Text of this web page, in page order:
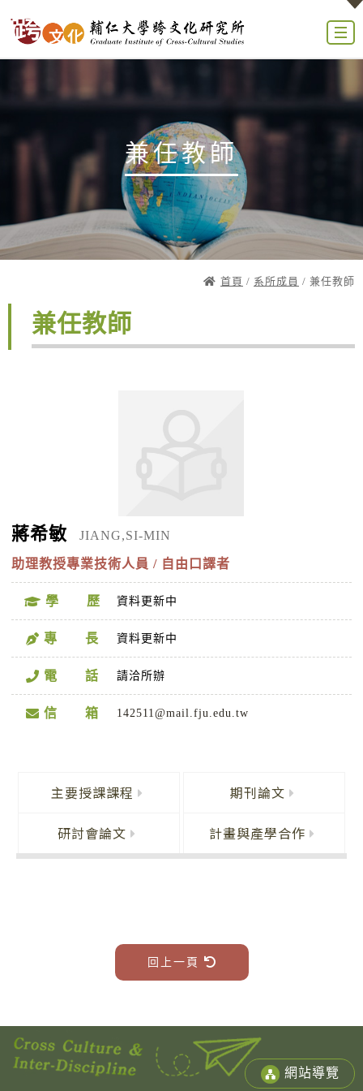
兼任教師
首頁 / 系所成員 / 兼任教師
兼任教師
蔣希敏 JIANG,SI-MIN
助理教授專業技術人員 / 自由口譯者
學 歷 資料更新中
專 長 資料更新中
電 話 請洽所辦
信 箱 142511@mail.fju.edu.tw
主要授課課程 期刊論文
研討會論文 計畫與產學合作
回上一頁
網站導覽